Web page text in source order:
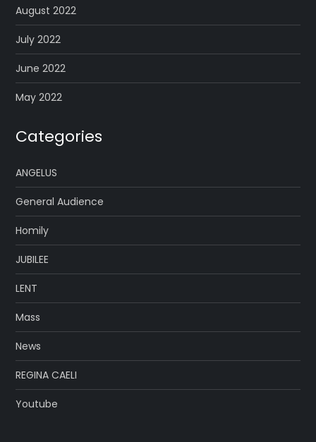
August 2022
July 2022
June 2022
May 2022
Categories
ANGELUS
General Audience
Homily
JUBILEE
LENT
Mass
News
REGINA CAELI
Youtube